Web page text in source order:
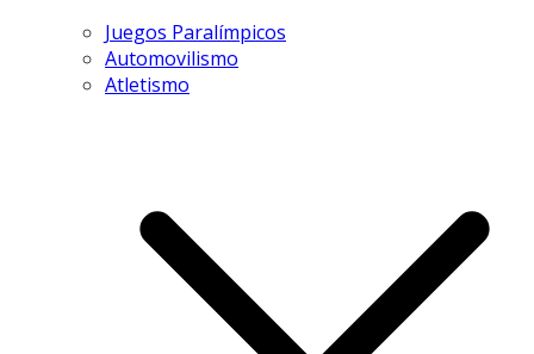
Juegos Paralímpicos
Automovilismo
Atletismo